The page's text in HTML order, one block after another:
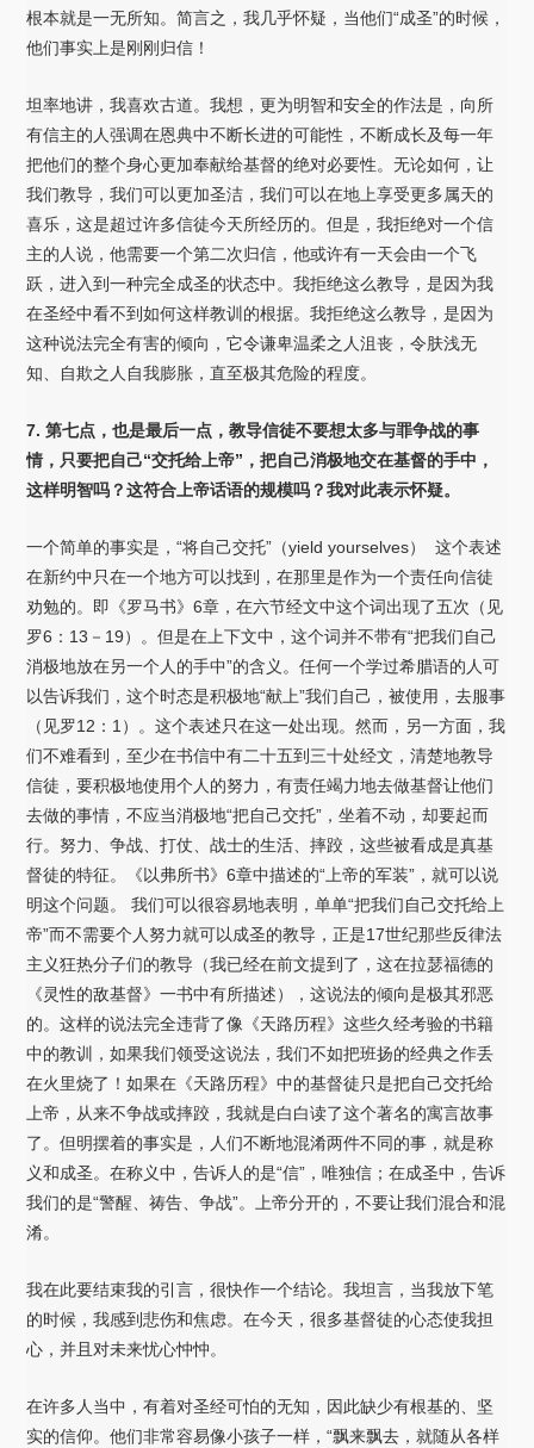
根本就是一无所知。简言之，我几乎怀疑，当他们“成圣”的时候，
他们事实上是刚刚归信！
坦率地讲，我喜欢古道。我想，更为明智和安全的作法是，向所
有信主的人强调在恩典中不断长进的可能性，不断成长及每一年
把他们的整个身心更加奉献给基督的绝对必要性。无论如何，让
我们教导，我们可以更加圣洁，我们可以在地上享受更多属天的
喜乐，这是超过许多信徒今天所经历的。但是，我拒绝对一个信
主的人说，他需要一个第二次归信，他或许有一天会由一个飞
跃，进入到一种完全成圣的状态中。我拒绝这么教导，是因为我
在圣经中看不到如何这样教训的根据。我拒绝这么教导，是因为
这种说法完全有害的倾向，它令谦卑温柔之人沮丧，令肤浅无
知、自欺之人自我膨胀，直至极其危险的程度。
7.第七点，也是最后一点，教导信徒不要想太多与罪争战的事
情，只要把自己“交托给上帝”，把自己消极地交在基督的手中，
这样明智吗？这符合上帝话语的规模吗？我对此表示怀疑。
一个简单的事实是，“将自己交托”（yield yourselves） 这个表述
在新约中只在一个地方可以找到，在那里是作为一个责任向信徒
劝勉的。即《罗马书》6章，在六节经文中这个词出现了五次（见
罗6：13－19）。但是在上下文中，这个词并不带有“把我们自己
消极地放在另一个人的手中”的含义。任何一个学过希腊语的人可
以告诉我们，这个时态是积极地“献上”我们自己，被使用，去服事
（见罗12：1）。这个表述只在这一处出现。然而，另一方面，我
们不难看到，至少在书信中有二十五到三十处经文，清楚地教导
信徒，要积极地使用个人的努力，有责任竭力地去做基督让他们
去做的事情，不应当消极地“把自己交托”，坐着不动，却要起而
行。努力、争战、打仗、战士的生活、摔跤，这些被看成是真基
督徒的特征。《以弗所书》6章中描述的“上帝的军装”，就可以说
明这个问题。 我们可以很容易地表明，单单“把我们自己交托给上
帝”而不需要个人努力就可以成圣的教导，正是17世纪那些反律法
主义狂热分子们的教导（我已经在前文提到了，这在拉瑟福德的
《灵性的敌基督》一书中有所描述），这说法的倾向是极其邪恶
的。这样的说法完全违背了像《天路历程》这些久经考验的书籍
中的教训，如果我们领受这说法，我们不如把班扬的经典之作丢
在火里烧了！如果在《天路历程》中的基督徒只是把自己交托给
上帝，从来不争战或摔跤，我就是白白读了这个著名的寓言故事
了。但明摆着的事实是，人们不断地混淆两件不同的事，就是称
义和成圣。在称义中，告诉人的是“信”，唯独信；在成圣中，告诉
我们的是“警醒、祷告、争战”。上帝分开的，不要让我们混合和混
淆。
我在此要结束我的引言，很快作一个结论。我坦言，当我放下笔
的时候，我感到悲伤和焦虑。在今天，很多基督徒的心态使我担
心，并且对未来忧心忡忡。
在许多人当中，有着对圣经可怕的无知，因此缺少有根基的、坚
实的信仰。他们非常容易像小孩子一样，“飘来飘去，就随从各样